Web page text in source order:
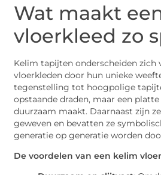
Wat maakt
vloerkleed zo
Kelim tapijten onderscheiden zich
vloerkleden door hun unieke
tegenstelling tot hoogpolige
opstaande draden, maar een
duurzaam maakt. Daarnaast zijn
geweven en bevatten ze
generatie op generatie worden
De voordelen van een kelim